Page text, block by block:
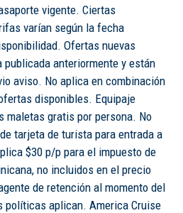
vigente. Ciertas
varían según la fecha
Ofertas nuevas
anteriormente y están
aviso. No aplica en combinación
disponibles. Equipaje
maletas gratis por persona. No
tarjeta de turista para entrada a
$30 p/p para el impuesto de
no incluidos en el precio
de retención al momento del
políticas aplican. America Cruise